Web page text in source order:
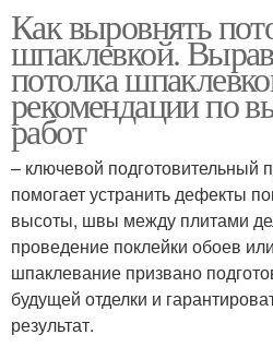
Как выровнять
шпаклевкой.
потолка
рекомендации по
работ
– ключевой подготовительный
помогает устранить дефекты
высоты, швы между плитами
проведение поклейки обоев
шпаклевание призвано
будущей отделки и
результат.